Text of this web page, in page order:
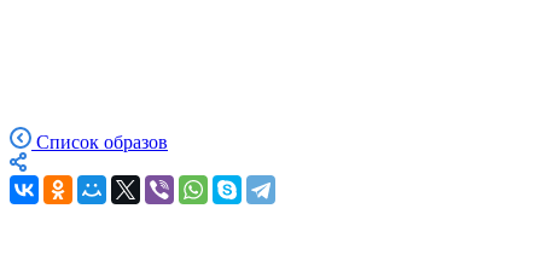
Список образов